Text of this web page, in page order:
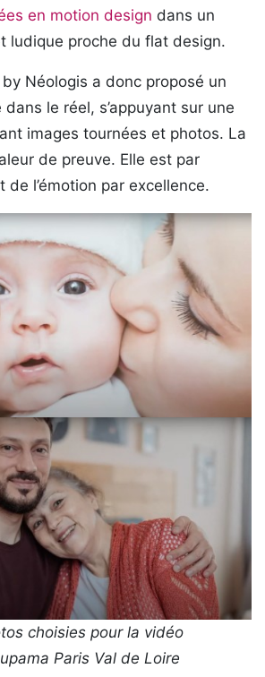
en motion design dans un
ludique proche du flat design.
Néologis a donc proposé un
le réel, s’appuyant sur une
images tournées et photos. La
de preuve. Elle est par
de l’émotion par excellence.
choisies pour la vidéo
Paris Val de Loire